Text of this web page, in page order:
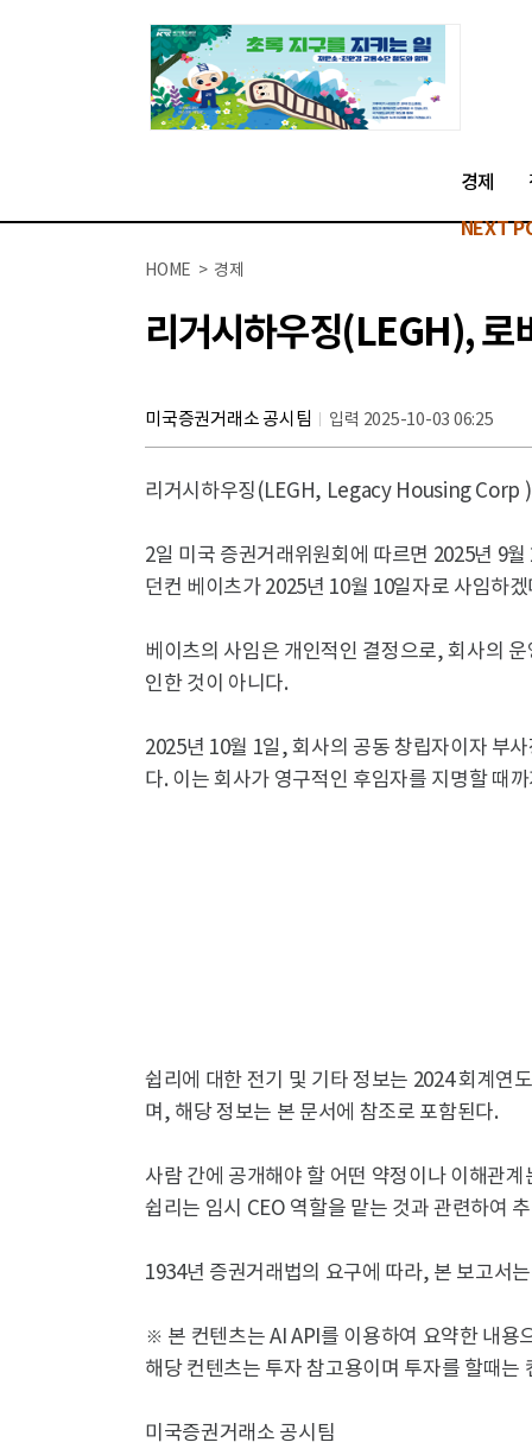
경제
NEXT
HOME > 경제
리거시하우징(LEGH), 로
미국증권거래소 공시팀 입력 2025-10-03 06:25
리거시하우징(LEGH, Legacy Housing Corp
2일 미국 증권거래위원회에 따르면 2025년 9
던컨 베이츠가 2025년 10월 10일자로 사임하
베이츠의 사임은 개인적인 결정으로, 회사의
인한 것이 아니다.
2025년 10월 1일, 회사의 공동 창립자이자 부
다. 이는 회사가 영구적인 후임자를 지명할 때
쉽리에 대한 전기 및 기타 정보는 2024 회계연
며, 해당 정보는 본 문서에 참조로 포함된다.
사람 간에 공개해야 할 어떤 약정이나 이해관
쉽리는 임시 CEO 역할을 맡는 것과 관련하여
1934년 증권거래법의 요구에 따라, 본 보고서
※ 본 컨텐츠는 AI API를 이용하여 요약한 내용
해당 컨텐츠는 투자 참고용이며 투자를 할때
미국증권거래소 공시팀